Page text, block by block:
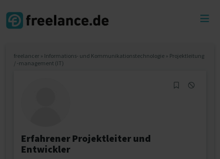
freelancer » Informations- und Kommunikationstechnologie » Projektleitung
/ -management (IT)
Erfahrener Projektleiter und
Entwickler